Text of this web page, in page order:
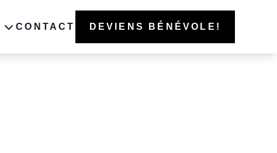
CONTACT DEVIENS BÉNÉVOLE!